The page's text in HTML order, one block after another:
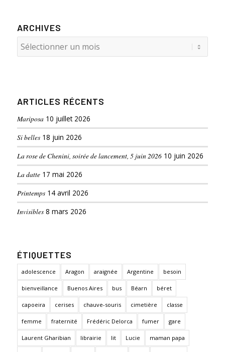
ARCHIVES
ARTICLES RÉCENTS
Mariposa 10 juillet 2026
Si belles 18 juin 2026
La rose de Chenini, soirée de lancement, 5 juin 2026 10 juin 2026
La datte 17 mai 2026
Printemps 14 avril 2026
Invisibles 8 mars 2026
ÉTIQUETTES
adolescence Aragon araignée Argentine besoin
bienveillance Buenos Aires bus Béarn béret
capoeira cerises chauve-souris cimetière classe
femme fraternité Frédéric Delorca fumer gare
Laurent Gharibian librairie lit Lucie maman papa